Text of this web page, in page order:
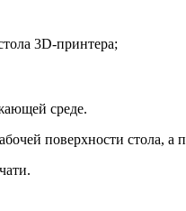
3D-принтера;
среде.
поверхности стола,